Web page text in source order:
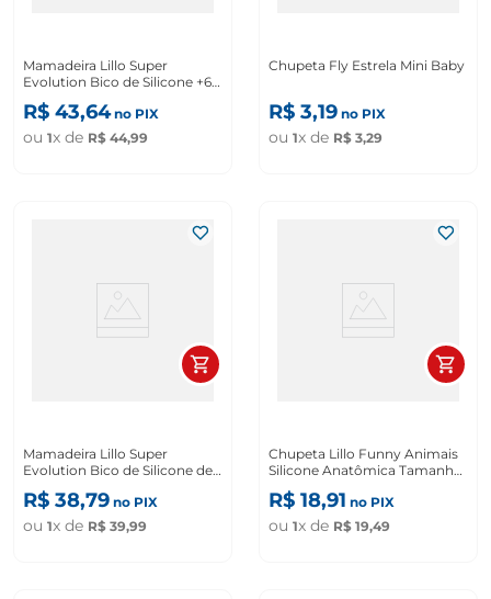
Mamadeira Lillo Super
Evolution Bico de Silicone +6
Meses Desenhos Sortidos
Rosa 300ml
R$ 43,64no PIX
ou 1x de R$ 44,99
Chupeta Fly Estrela Mini Baby
R$ 3,19 no PIX
ou 1x de R$ 3,29
Mamadeira Lillo Super
Evolution Bico de Silicone de
0 A 6 Meses Rosa 150ml
R$ 38,79 no PIX
ou 1x de R$ 39,99
Chupeta Lillo Funny Animais
Silicone Anatômica Tamanho
R$ 18,91 no PIX
ou 1x de R$ 19,49